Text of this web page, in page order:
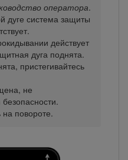
оператора.
дуге система защиты
действует
дуга поднята.
пристегивайтесь
не
повороте.